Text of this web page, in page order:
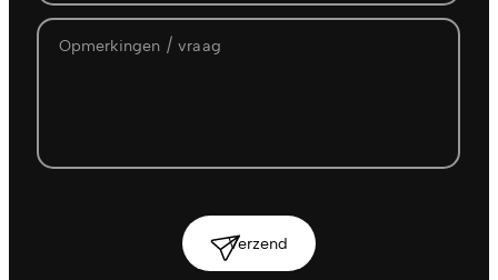
Verzend